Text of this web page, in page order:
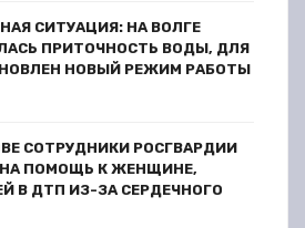
СИТУАЦИЯ: НА ВОЛГЕ
ПРИТОЧНОСТЬ ВОДЫ, ДЛЯ
НОВЫЙ РЕЖИМ РАБОТЫ
СОТРУДНИКИ РОСГВАРДИИ
ПОМОЩЬ К ЖЕНЩИНЕ,
В ДТП ИЗ-ЗА СЕРДЕЧНОГО